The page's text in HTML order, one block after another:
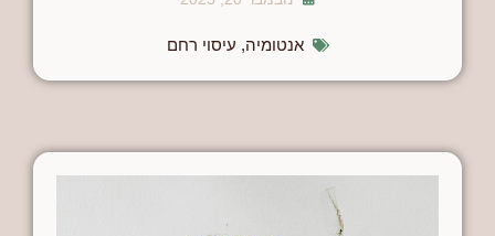
אנטומיה, עיסוי רחם